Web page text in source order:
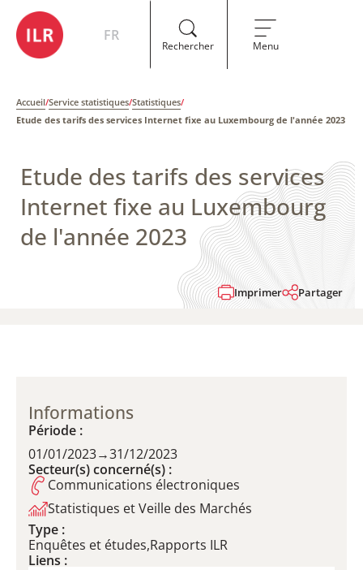
FR
Rechercher Menu
Accueil/Service statistiques/Statistiques/
Etude des tarifs des services Internet fixe au Luxembourg de l'année 2023
Etude des tarifs des services
Internet fixe au Luxembourg
de l'année 2023
Imprimer Partager
Informations
Période :
01/01/2023→31/12/2023
Secteur(s) concerné(s) :
Communications électroniques
Statistiques et Veille des Marchés
Type :
Enquêtes et études,Rapports ILR
Liens :